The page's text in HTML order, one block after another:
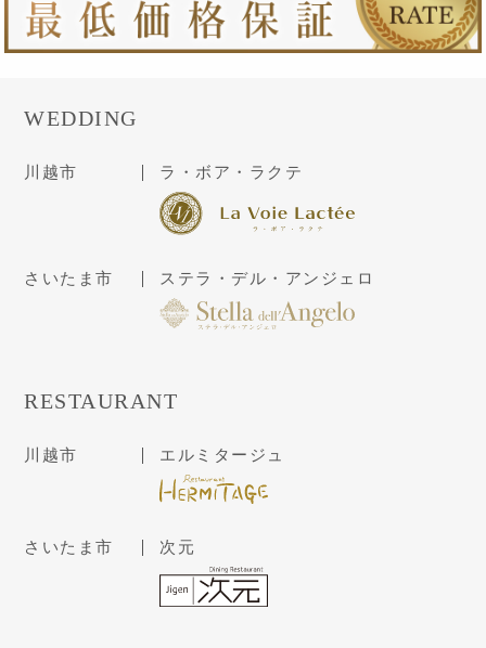
WEDDING
川越市 ラ・ボア・ラクテ
さいたま市 ステラ・デル・アンジェロ
RESTAURANT
川越市 エルミタージュ
さいたま市 次元